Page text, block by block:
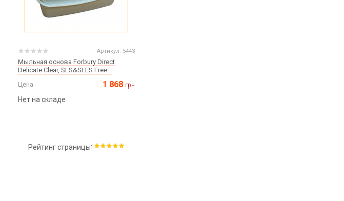
Артикул: 5443
Мыльная основа Forbury Direct
Delicate Clear, SLS&SLES Free...
Цена
1 868 грн
Нет на складе
Рейтинг страницы: